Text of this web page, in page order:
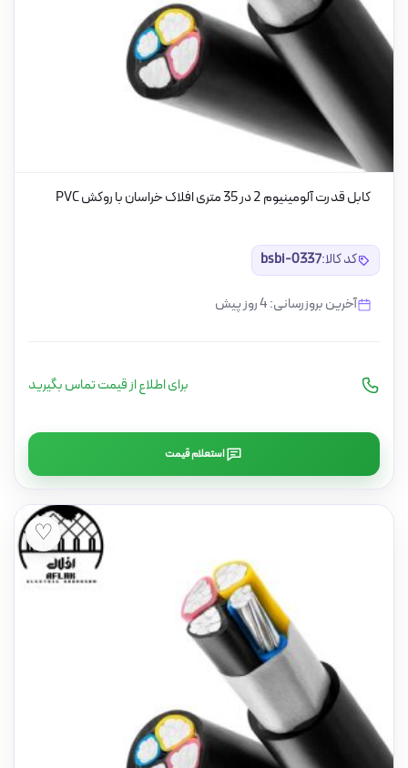
کابل قدرت آلومینیوم 2 در 35 متری افلاک خراسان با روکش PVC
کد کالا:bsbi-0337
آخرین بروزرسانی: 4 روز پیش
برای اطلاع از قیمت تماس بگیرید
استعلام قیمت
♡